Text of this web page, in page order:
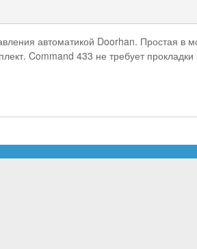
автоматикой Doorhan. Простая в
Command 433 не требует прокладки